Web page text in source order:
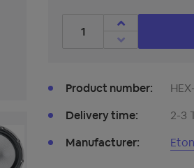
Product Quantity: Enter
Product number:
Delivery time:
2-3
Manufacturer:
Eton